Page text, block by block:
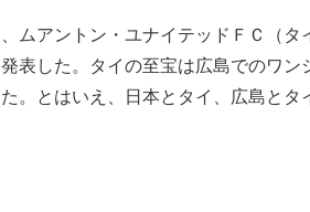
ムアントン・ユナイテッドＦＣ（
表した。タイの至宝は広島でのワ
。とはいえ、日本とタイ、広島と